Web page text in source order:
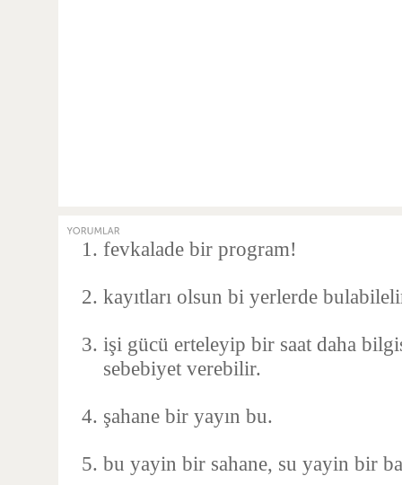
fevkalade bir program!
kayıtları olsun bi yerlerde
işi gücü erteleyip bir saat daha
sebebiyet verebilir.
şahane bir yayın bu.
bu yayin bir sahane, su yayin bir